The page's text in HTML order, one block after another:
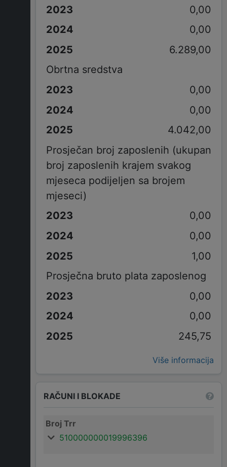
0,00
0,00
6.289,00
Obrtna sredstva
0,00
0,00
4.042,00
Prosječan broj zaposlenih (ukupan
broj zaposlenih krajem svakog
mjeseca podijeljen sa brojem
mjeseci)
0,00
0,00
1,00
Prosječna bruto plata zaposlenog
0,00
0,00
245,75
Više informacija
RAČUNI I BLOKADE
Broj Trr
510000000019996396